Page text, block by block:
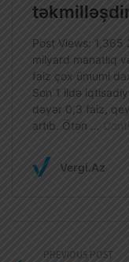
PREVIOUS POST